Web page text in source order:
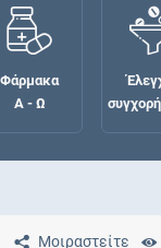
Φάρμακα
Α - Ω
Μοιραστείτε